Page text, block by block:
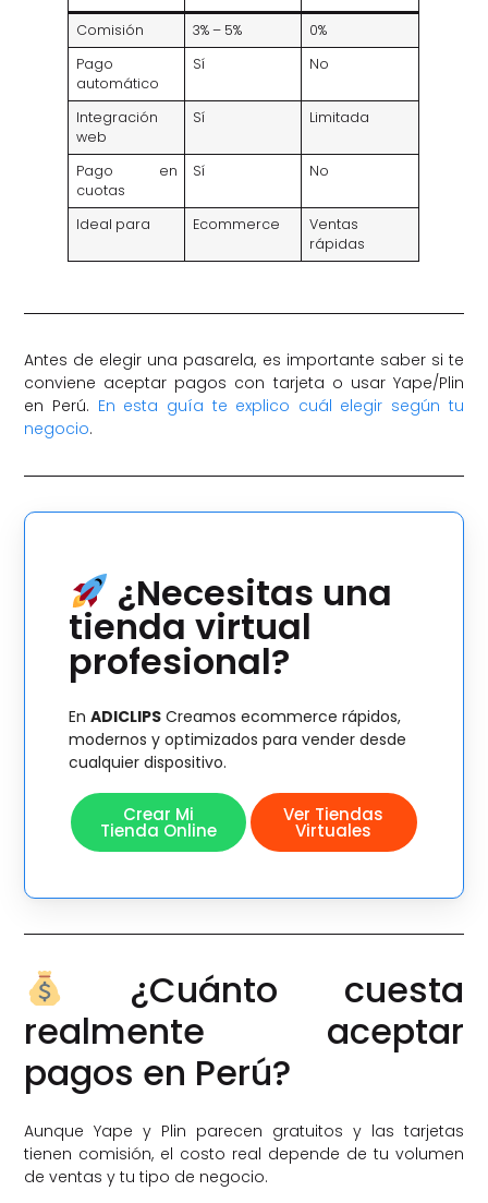
Comisión
3% – 5%
0%
Pago
automático
Sí No
Integración
web
Sí Limitada
Pago en
cuotas
Sí No
Ideal para Ecommerce
Ventas
rápidas
Antes de elegir una pasarela, es importante saber si te
conviene aceptar pagos con tarjeta o usar Yape/Plin
en Perú. En esta guía te explico cuál elegir según tu
negocio.
¿Necesitas una
tienda virtual
profesional?
EnADICLIPS Creamos ecommerce rápidos,
modernos y optimizados para vender desde
cualquier dispositivo.
Crear Mi
Tienda Online
Ver Tiendas
Virtuales
¿Cuánto cuesta
realmente aceptar
pagos en Perú?
Aunque Yape y Plin parecen gratuitos y las tarjetas
tienen comisión, el costo real depende de tu volumen
de ventas y tu tipo de negocio.